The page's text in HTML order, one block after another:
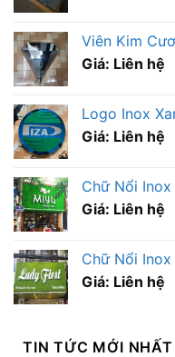
Viên Kim
Giá: Liên hệ
Logo Inox
Giá: Liên hệ
Chữ Nổi
Giá: Liên hệ
Chữ Nổi Inox
Giá: Liên hệ
TIN TỨC MỚI NHẤT